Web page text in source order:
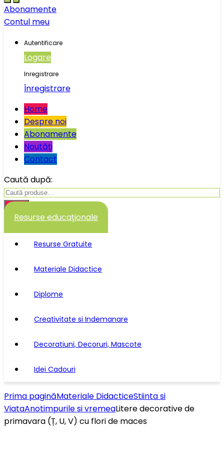
Abonamente
Contul meu
Autentificare
Logare
Inregistrare
Înregistrare
Home
Despre noi
Abonamente
Noutăţi
Contact
Caută după:
Caută
Resurse educaţionale
Resurse Gratuite
Materiale Didactice
Diplome
Creativitate si Indemanare
Decoratiuni, Decoruri, Mascote
Idei Cadouri
Prima paginăMateriale DidacticeStiinta si
ViataAnotimpurile si vremeaLitere decorative de
primavara (Ț, U, V) cu flori de maces